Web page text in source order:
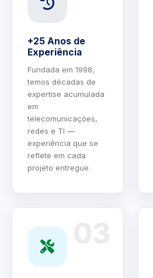
+25 Anos de
Experiência
Fundada em 1998,
temos décadas de
expertise acumulada
em
telecomunicações,
redes e TI —
experiência que se
reflete em cada
projeto entregue.